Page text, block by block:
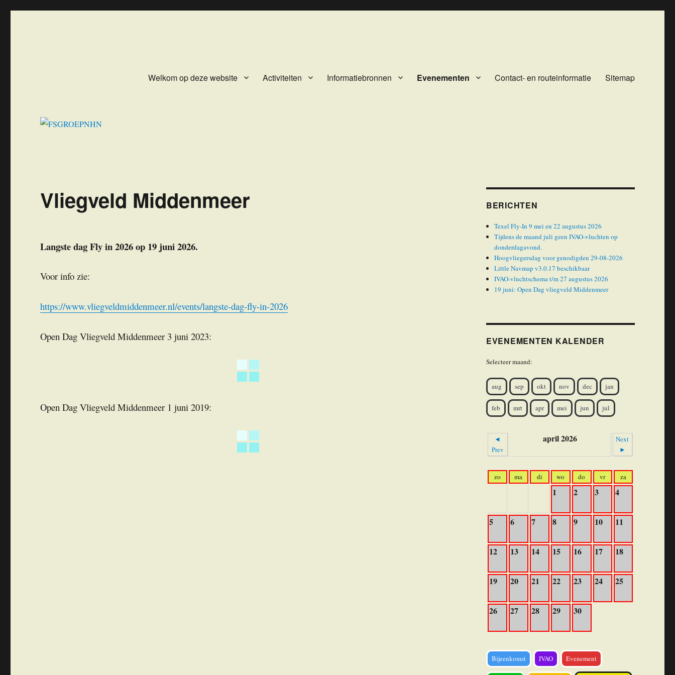
Welkom op deze website Activiteiten Informatiebronnen Evenementen Contact- en routeinformatie Sitemap
Vliegveld Middenmeer
Langste dag Fly in 2026 op 19 juni 2026.
Voor info zie:
https://www.vliegveldmiddenmeer.nl/events/langste-dag-fly-in-2026
Open Dag Vliegveld Middenmeer 3 juni 2023:
Open Dag Vliegveld Middenmeer 1 juni 2019:
BERICHTEN
Texel Fly-In 9 mei en 22 augustus 2026
Tijdens de maand juli geen IVAO-vluchten op
donderdagavond.
Hoogvliegersdag voor genodigden 29-08-2026
Little Navmap v3.0.17 beschikbaar
IVAO-vluchtschema t/m 27 augustus 2026
19 juni: Open Dag vliegveld Middenmeer
EVENEMENTEN KALENDER
Selecteer maand:
aug sep okt nov dec jan
feb mrt apr mei jun jul
◄
Prev
april 2026
Next
►
zo ma di wo do vr za
1 2 3 4
5 6 7 8 9 10 11
12 13 14 15 16 17 18
19 20 21 22 23 24 25
26 27 28 29 30
Bijeenkomst IVAO Evenement